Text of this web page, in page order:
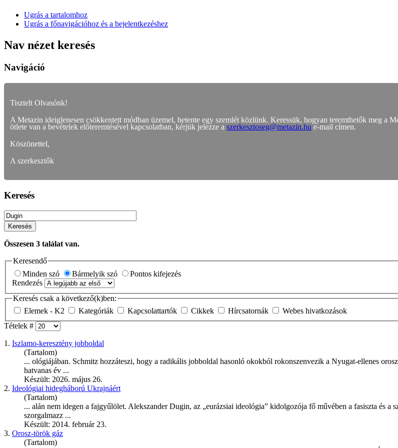
Ugrás a tartalomhoz
Ugrás a főnavigációhoz és a bejelentkezéshez
Nav nézet keresés
Navigáció
Tisztelt Olvasónk!
A Metazin ideiglenesen csökkentett módban üzemel, hetente egy szemlét közlünk. Keressük, hogyan teremthetők meg a
ötlete van a bevételek előteremtésével kapcsolatban, kérjük jelezze a szerkesztoseg@metazin.hue-mail címen.
Köszönettel,
A szerkesztők
Keresés
Keresés
Összesen 3 találat van.
Keresendő
Minden szó
Bármelyik szó
Pontos kifejezés
Rendezés
Keresés csak a következő(k)ben:
Elemek - K2
Kategóriák Kapcsolattartók Cikkek Hírcsatornák
Webes hivatkozások
Tételek #
1. Iszlamo-keresztény jobboldal
(Tartalom)
... ológiájában. Schmitz hozzáteszi, hogy a radikális jobboldal hasonló okokból rokonszenvezik a Nyugat-ellenes
hatvanas év ...
Készült: 2026. május 26.
2. Ideológiai hidegháború Ukrajnáért
(Tartalom)
... alán nem idegen a fajgyűlölet. AlekszanderDugin, az „eurázsiai ideológia” kidolgozója fő művében a fasiszta és a
szorgalmazz ...
Készült: 2014. február 23.
3. Orosz-török gáz
(Tartalom)